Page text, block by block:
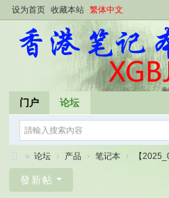
设为首页 收藏本站 繁体中文
门户 论坛
香
» 论坛 › 产品 › 笔记本 › 【
發新帖